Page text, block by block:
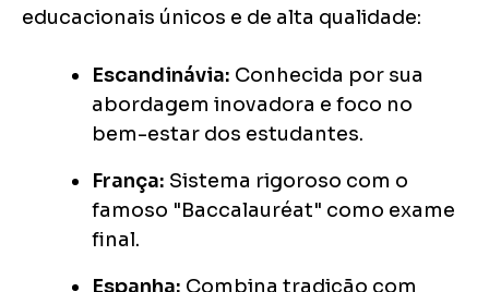
educacionais únicos e de alta qualidade:
Escandinávia: Conhecida por sua
abordagem inovadora e foco no
bem-estar dos estudantes.
França: Sistema rigoroso com o
famoso "Baccalauréat" como exame
final.
Espanha: Combina tradição com